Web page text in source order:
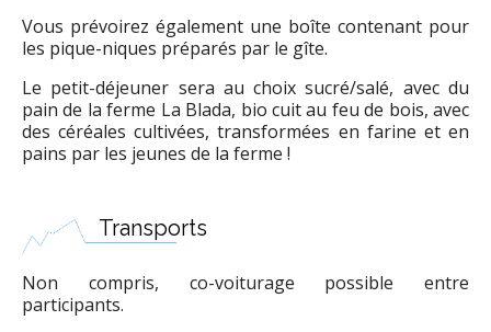
Vous prévoirez également une boîte contenant pour
les pique-niques préparés par le gîte.
Le petit-déjeuner sera au choix sucré/salé, avec du
pain de la ferme La Blada, bio cuit au feu de bois, avec
des céréales cultivées, transformées en farine et en
pains par les jeunes de la ferme !
Transports
Non compris, co-voiturage possible entre
participants.